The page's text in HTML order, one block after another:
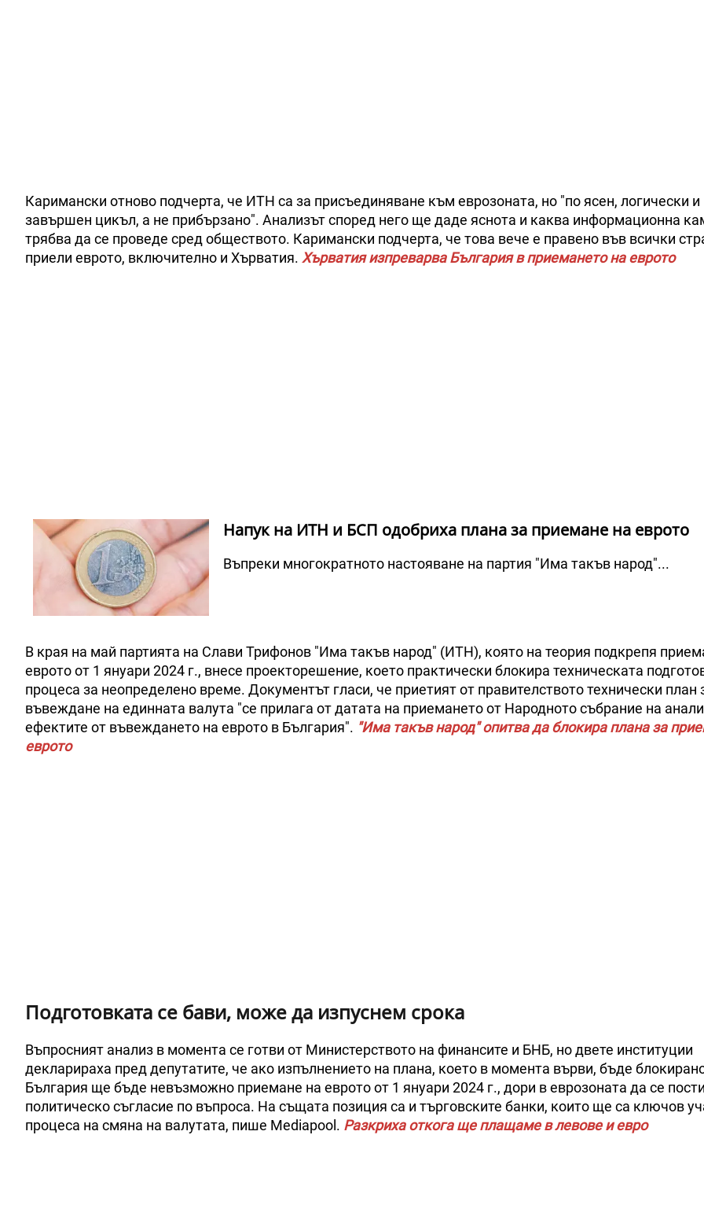
Каримански отново подчерта, че ИТН са за присъединяване към еврозоната, но "по ясен, логически и
завършен цикъл, а не прибързано". Анализът според него ще даде яснота и каква информационна
трябва да се проведе сред обществото. Каримански подчерта, че това вече е правено във всички
приели еврото, включително и Хърватия. Хърватия изпреварва България в приемането на еврото
Напук на ИТН и БСП одобриха плана за приемане на еврото
Въпреки многократното настояване на партия "Има такъв народ"...
В края на май партията на Слави Трифонов "Има такъв народ" (ИТН), която на теория подкрепя
еврото от 1 януари 2024 г., внесе проекторешение, което практически блокира техническата
процеса за неопределено време. Документът гласи, че приетият от правителството технически план
въвеждане на единната валута "се прилага от датата на приемането от Народното събрание на
ефектите от въвеждането на еврото в България". "Има такъв народ" опитва да блокира плана за
еврото
Подготовката се бави, може да изпуснем срока
Въпросният анализ в момента се готви от Министерството на финансите и БНБ, но двете институции
декларираха пред депутатите, че ако изпълнението на плана, което в момента върви, бъде
България ще бъде невъзможно приемане на еврото от 1 януари 2024 г., дори в еврозоната да се
политическо съгласие по въпроса. На същата позиция са и търговските банки, които ще са ключов
процеса на смяна на валутата, пише Mediapool. Разкриха откога ще плащаме в левове и евро